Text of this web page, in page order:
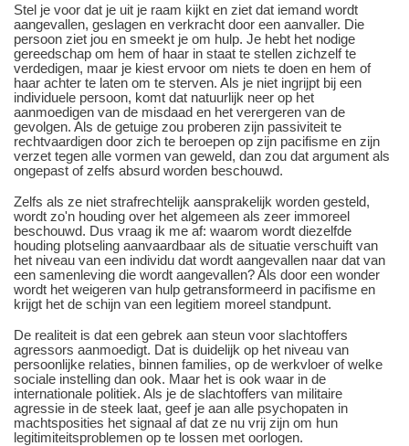
Stel je voor dat je uit je raam kijkt en ziet dat iemand wordt
aangevallen, geslagen en verkracht door een aanvaller. Die
persoon ziet jou en smeekt je om hulp. Je hebt het nodige
gereedschap om hem of haar in staat te stellen zichzelf te
verdedigen, maar je kiest ervoor om niets te doen en hem of
haar achter te laten om te sterven. Als je niet ingrijpt bij een
individuele persoon, komt dat natuurlijk neer op het
aanmoedigen van de misdaad en het verergeren van de
gevolgen. Als de getuige zou proberen zijn passiviteit te
rechtvaardigen door zich te beroepen op zijn pacifisme en zijn
verzet tegen alle vormen van geweld, dan zou dat argument als
ongepast of zelfs absurd worden beschouwd.
Zelfs als ze niet strafrechtelijk aansprakelijk worden gesteld,
wordt zo'n houding over het algemeen als zeer immoreel
beschouwd. Dus vraag ik me af: waarom wordt diezelfde
houding plotseling aanvaardbaar als de situatie verschuift van
het niveau van een individu dat wordt aangevallen naar dat van
een samenleving die wordt aangevallen? Als door een wonder
wordt het weigeren van hulp getransformeerd in pacifisme en
krijgt het de schijn van een legitiem moreel standpunt.
De realiteit is dat een gebrek aan steun voor slachtoffers
agressors aanmoedigt. Dat is duidelijk op het niveau van
persoonlijke relaties, binnen families, op de werkvloer of welke
sociale instelling dan ook. Maar het is ook waar in de
internationale politiek. Als je de slachtoffers van militaire
agressie in de steek laat, geef je aan alle psychopaten in
machtsposities het signaal af dat ze nu vrij zijn om hun
legitimiteitsproblemen op te lossen met oorlogen.